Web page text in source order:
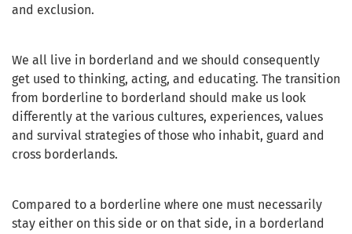
and exclusion.
We all live in borderland and we should consequently
get used to thinking, acting, and educating. The transition
from borderline to borderland should make us look
differently at the various cultures, experiences, values
and survival strategies of those who inhabit, guard and
cross borderlands.
Compared to a borderline where one must necessarily
stay either on this side or on that side, in a borderland